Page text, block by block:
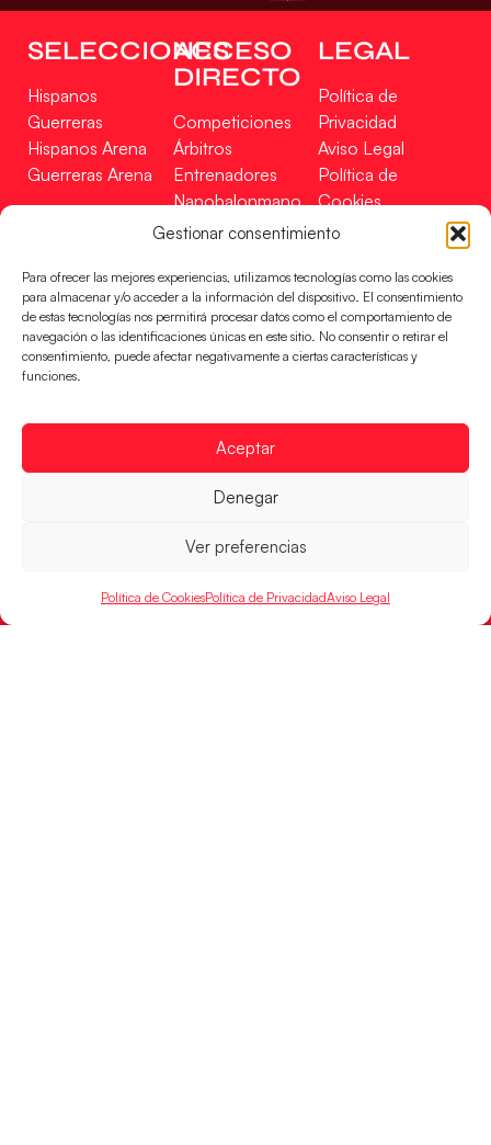
Gestionar consentimiento
Para ofrecer las mejores experiencias, utilizamos tecnologías como las cookies
para almacenar y/o acceder a la información del dispositivo. El consentimiento
de estas tecnologías nos permitirá procesar datos como el comportamiento de
navegación o las identificaciones únicas en este sitio. No consentir o retirar el
consentimiento, puede afectar negativamente a ciertas características y
funciones.
Aceptar
Denegar
Ver preferencias
Política de CookiesPolítica de PrivacidadAviso Legal
SELECCIONES
Hispanos
Guerreras
Hispanos Arena
Guerreras Arena
ACCESO
DIRECTO
Competiciones
Árbitros
Entrenadores
Nanobalonmano
Tienda
LEGAL
Política de
Privacidad
Aviso Legal
Política de
Cookies
Mapa Web
Incidencias
CONTACTO
EN
FINANCIADO
RFEBM © 2024. Todos los derechos reservados –
Desarrollado por